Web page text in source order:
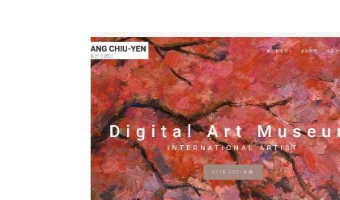
【瀏覽人數：三百六十八萬】黃秋燕 HUANG CHIU-
網站